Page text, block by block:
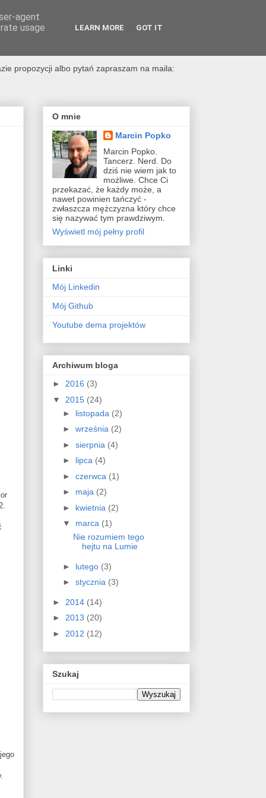
propozycji albo pytań zapraszam na maila:
O mnie
Marcin Popko
Marcin Popko.
Tancerz. Nerd. Do
dziś nie wiem jak to
możliwe. Chce Ci
przekazać, że każdy może, a
nawet powinien tańczyć -
zwłaszcza mężczyzna który chce
się nazywać tym prawdziwym.
Wyświetl mój pełny profil
Linki
Mój Linkedin
Mój Github
Youtube dema projektów
Archiwum bloga
► 2016 (3)
▼ 2015 (24)
► listopada (2)
► września (2)
► sierpnia (4)
► lipca (4)
► czerwca (1)
► maja (2)
► kwietnia (2)
▼ marca (1)
Nie rozumiem tego
hejtu na Lumie
► lutego (3)
► stycznia (3)
► 2014 (14)
► 2013 (20)
► 2012 (12)
Szukaj
agent
usage
LEARN MORE GOT IT